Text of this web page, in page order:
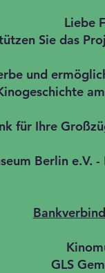
Liebe
Sie das
und
für Ihre
Berlin e.V.
GLS